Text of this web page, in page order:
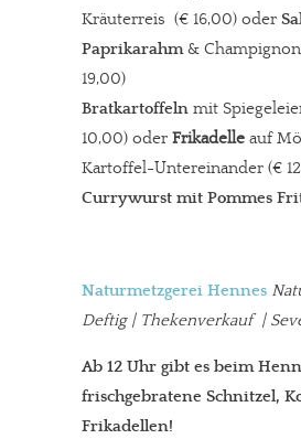
Kräuterreis (€ 16,00) oder
Paprikarahm&
19,00)
Bratkartoffeln mit
10,00) oder Frikadelle auf
Kartoffel-Untereinander (€
Currywurst mit Pommes
Naturmetzgerei Hennes
Deftig | Thekenverkauf |
Ab 12 Uhr gibt es beim
frischgebratene Schnitzel,
Frikadellen!